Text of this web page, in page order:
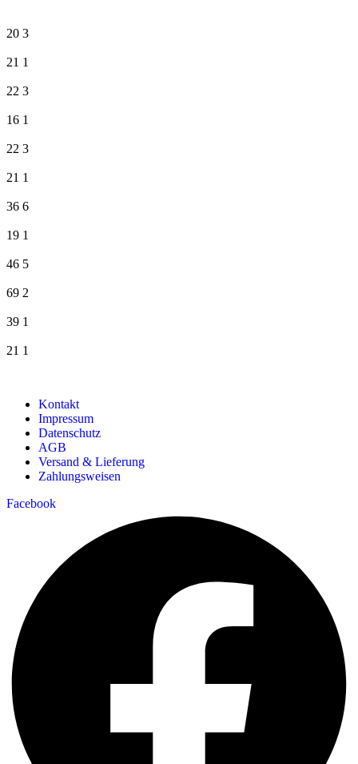
20 3
21 1
22 3
16 1
22 3
21 1
36 6
19 1
46 5
69 2
39 1
21 1
Kontakt
Impressum
Datenschutz
AGB
Versand & Lieferung
Zahlungsweisen
Facebook